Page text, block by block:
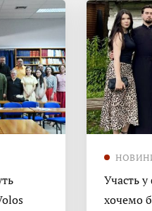
Участь
хочемо